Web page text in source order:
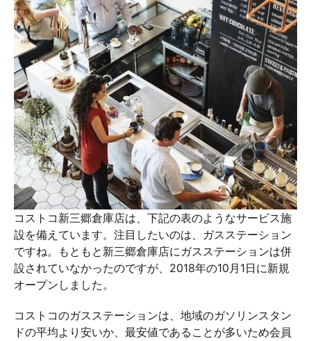
コストコ新三郷倉庫店は、下記の表のようなサービス施
設を備えています。注目したいのは、ガスステーション
ですね。もともと新三郷倉庫店にガスステーションは併
設されていなかったのですが、2018年の10月1日に新規
オープンしました。
コストコのガスステーションは、地域のガソリンスタン
ドの平均より安いか、最安値であることが多いため会員